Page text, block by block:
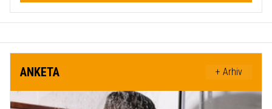
ANKETA + Arhiv